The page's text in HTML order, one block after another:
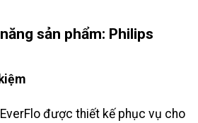
sản phẩm: Philips
được thiết kế phục vụ cho